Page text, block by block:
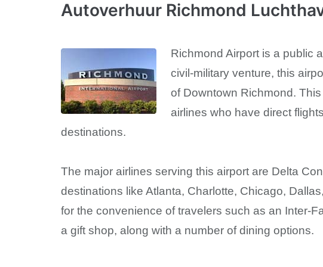
Autoverhuur Richmond
Richmond Airport is a public
civil-military venture, this
of Downtown Richmond.
airlines who have direct
destinations.
The major airlines serving this airport are Delta
destinations like Atlanta, Charlotte, Chicago,
for the convenience of travelers such as an Inter-
a gift shop, along with a number of dining options.